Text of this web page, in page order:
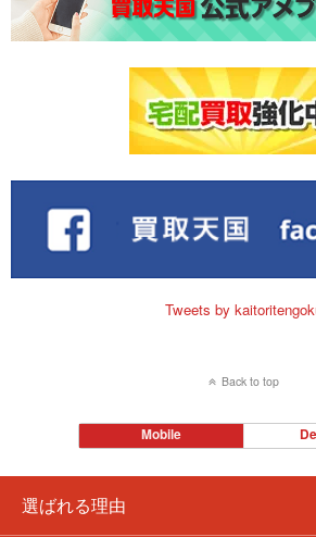
選ばれる理由
Tweets by
Back to top
Mobile